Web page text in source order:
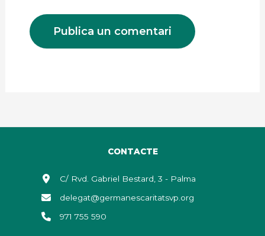
CONTACTE
C/ Rvd. Gabriel Bestard, 3 - Palma
delegat@germanescaritatsvp.org
971 755 590